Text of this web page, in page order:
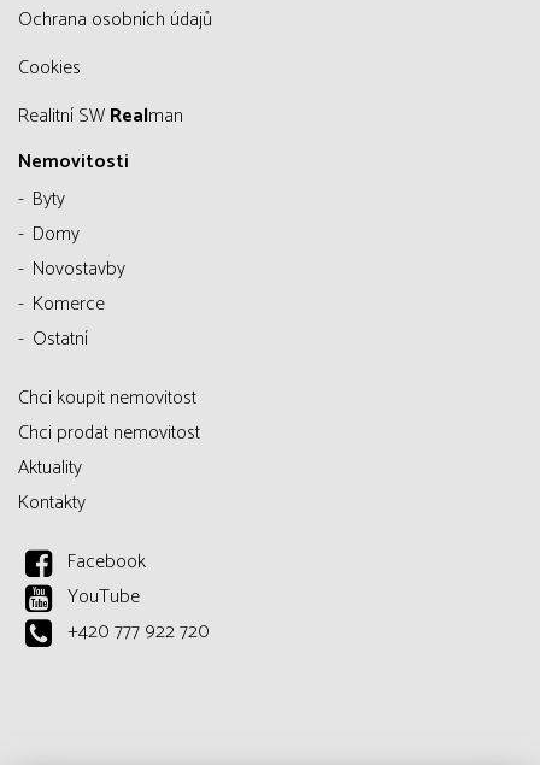
Ochrana osobních údajů
Cookies
Realitní SWRealman
Nemovitosti
Byty
Domy
Novostavby
Komerce
Ostatní
Chci koupit nemovitost
Chci prodat nemovitost
Aktuality
Kontakty
Facebook
YouTube
+420 777 922 720